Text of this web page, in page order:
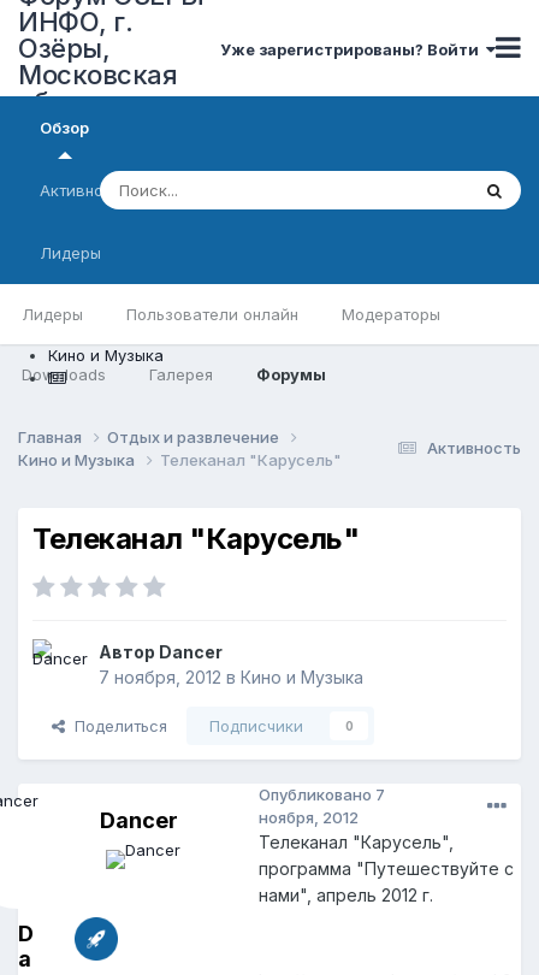
ИНФО, г.
Озёры,
Московская
область
Уже зарегистрированы? Войти
Обзор
Лидеры Пользователи онлайн Модераторы
Downloads Галерея Форумы
Активность
Лидеры
Кино и Музыка
Активность
Главная
Отдых и развлечение
Кино и Музыка
Телеканал "Карусель"
Телеканал "Карусель"
Автор Dancer
7 ноября, 2012 в Кино и Музыка
Поделиться Подписчики 0
D
a
Dancer
Опубликовано 7
ноября, 2012
Телеканал "Карусель",
программа "Путешествуйте с
нами", апрель 2012 г.